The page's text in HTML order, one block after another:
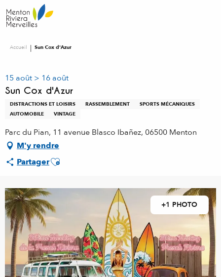
au
contenu
Accueil Sun Cox d'Azur
15 août > 16 août
Sun Cox d'Azur
DISTRACTIONS ET LOISIRS RASSEMBLEMENT
SPORTS MÉCANIQUES
AUTOMOBILE
VINTAGE
Parc du Pian, 11 avenue Blasco Ibañez, 06500 Menton
M'y rendre
PartagerAjouter aux favoris
+1 PHOTO